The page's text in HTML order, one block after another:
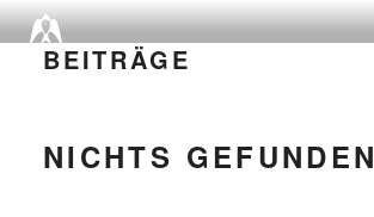
Zum
InhaltBEITRÄGE
NICHTS GEFUNDEN